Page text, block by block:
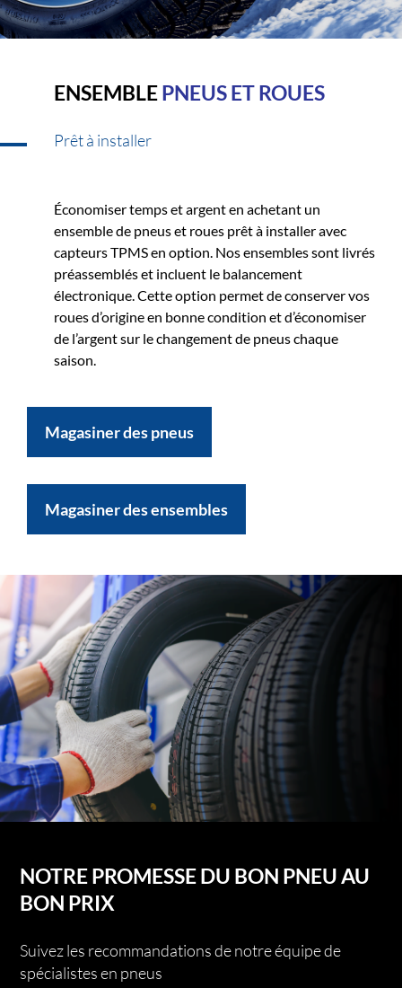
ENSEMBLEPNEUS ET ROUES
Prêt à installer
Économiser temps et argent en achetant un
ensemble de pneus et roues prêt à installer avec
capteurs TPMS en option. Nos ensembles sont livrés
préassemblés et incluent le balancement
électronique. Cette option permet de conserver vos
roues d’origine en bonne condition et d’économiser
de l’argent sur le changement de pneus chaque
saison.
Magasiner des pneus
Magasiner des ensembles
NOTRE PROMESSE DU BON PNEU AU
BON PRIX
Suivez les recommandations de notre équipe de
spécialistes en pneus